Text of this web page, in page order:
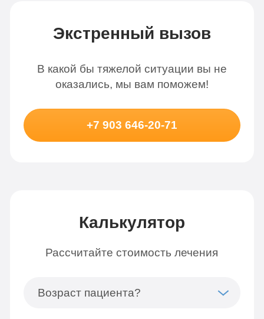
Экстренный вызов
В какой бы тяжелой ситуации вы не
оказались, мы вам поможем!
+7 903 646-20-71
Калькулятор
Рассчитайте стоимость лечения
Возраст пациента?